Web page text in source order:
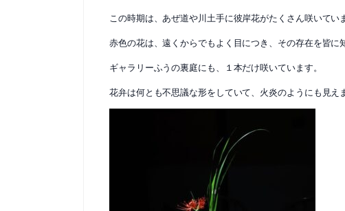
この時期は、あぜ道や川土手に彼岸花がたくさん咲いてい
赤色の花は、遠くからでもよく目につき、その存在を皆に
ギャラリーふうの裏庭にも、１本だけ咲いています。
花弁は何とも不思議な形をしていて、火炎のようにも見え